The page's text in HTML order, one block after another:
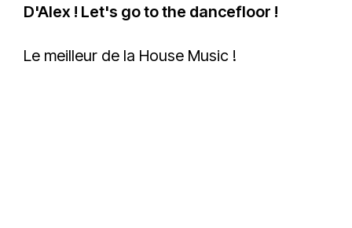
D'Alex ! Let's go to the dancefloor !
Le meilleur de la House Music !